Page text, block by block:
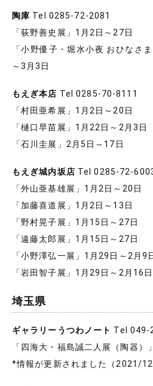
陶庫 Tel 0285-72-2081
「荻野善史展」1月2日～27日
「小野優子・堀水小夜 おひなさ
～3月3日
もえぎ本店 Tel 0285-70-8111
「村田亜希展」1月2日～20日
「樋口早苗展」1月22日～2月3日
「石川圭展」2月5日～17日
もえぎ城内坂店 Tel 0285-72-
「外山亜基雄展」1月2日～20日
「加藤喜道展」1月2日～13日
「野村晃子展」1月15日～27日
「遠藤太郎展」1月15日～27日
「小野澤弘一展」1月29日～2月9
「岩田智子展」1月29日～2月16日
埼玉県
ギャラリーうつわノート Tel 049-
「四海大・福島誠二人展（陶器）
*情報が更新されました（2021/